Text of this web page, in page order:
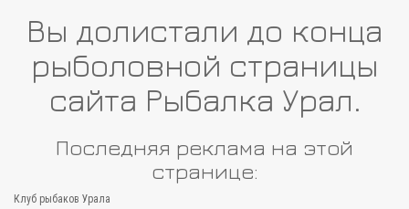
Вы долистали до конца
рыболовной страницы
сайта Рыбалка Урал.
Последняя реклама на этой
странице:
Клуб рыбаков Урала